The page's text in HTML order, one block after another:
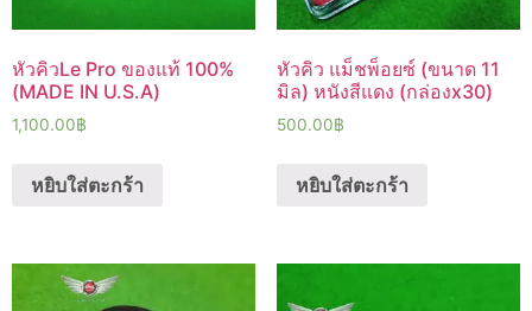
หัวคิวLe Pro ของแท้ 100%
(MADE IN U.S.A)
1,100.00฿
หยิบใส่ตะกร้า
หัวคิว แม็ชพ็อยซ์ (ขนาด 11
มิล) หนังสีแดง (กล่องx30)
500.00฿
หยิบใส่ตะกร้า